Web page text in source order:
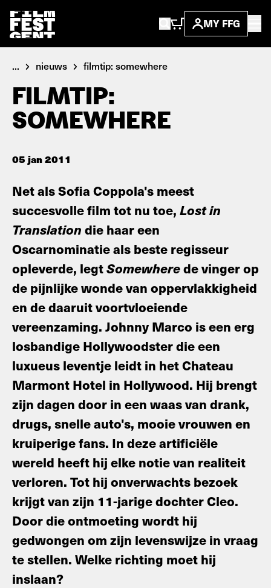
MY FFG
... nieuws filmtip: somewhere
FILMTIP:
SOMEWHERE
05 jan 2011
Net als Sofia Coppola's meest
succesvolle film tot nu toe, Lost in
Translation die haar een
Oscarnominatie als beste regisseur
opleverde, legtSomewherede vinger op
de pijnlijke wonde van oppervlakkigheid
en de daaruit voortvloeiende
vereenzaming. Johnny Marco is een erg
losbandige Hollywoodster die een
luxueus leventje leidt in het Chateau
Marmont Hotel in Hollywood. Hij brengt
zijn dagen door in een waas van drank,
drugs, snelle auto's, mooie vrouwen en
kruiperige fans. In deze artificiële
wereld heeft hij elke notie van realiteit
verloren. Tot hij onverwachts bezoek
krijgt van zijn 11-jarige dochter Cleo.
Door die ontmoeting wordt hij
gedwongen om zijn levenswijze in vraag
te stellen. Welke richting moet hij
inslaan?